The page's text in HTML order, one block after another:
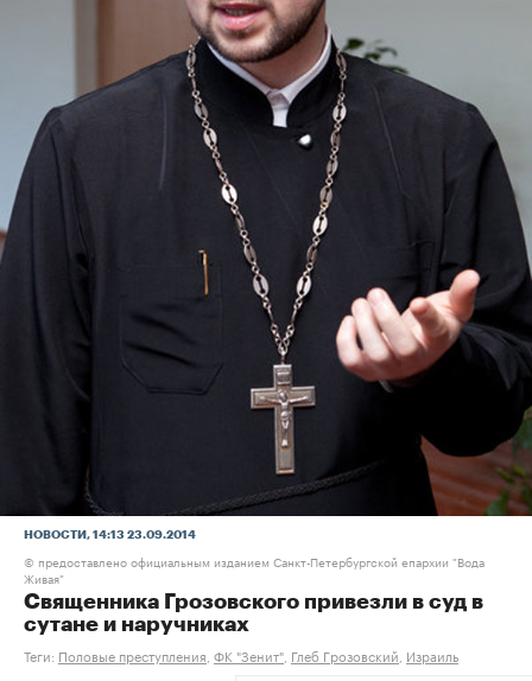
НОВОСТИ , 14:13 23.09.2014
© предоставлено официальным изданием Санкт-Петербургской епархии "Вода
Живая"
Священника Грозовского привезли в суд в
сутане и наручниках
Теги: Половые преступления ФК "Зенит" Глеб Грозовский Израиль